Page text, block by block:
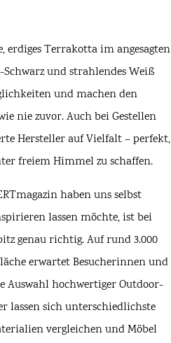
erdiges Terrakotta im angesagten
und strahlendes Weiß
und machen den
nie zuvor. Auch bei Gestellen
Hersteller auf Vielfalt – perfekt,
freiem Himmel zu schaffen.
haben uns selbst
lassen möchte, ist bei
genau richtig. Auf rund 3.000
erwartet Besucherinnen und
Auswahl hochwertiger Outdoor-
lassen sich unterschiedlichste
vergleichen und Möbel